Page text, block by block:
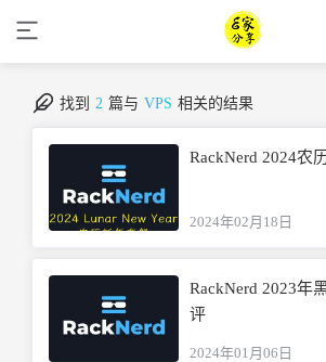
找到 2 篇与 VPS 相关的结果
RackNerd 2024农
2024年02月18日
RackNerd 2023年
评
2024年01月06日